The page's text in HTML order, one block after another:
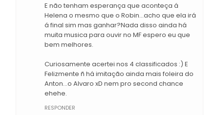
E não tenham esperança que aconteça á
Helena o mesmo que o Robin...acho que ela irá
á final sim mas ganhar?Nada disso ainda há
muita musica para ouvir no MF espero eu que
bem melhores.
Curiosamente acertei nos 4 classificados :) E
Felizmente ñ há imitação ainda mais foleira do
Anton...o Alvaro xD nem pro second chance
ehehe.
RESPONDER